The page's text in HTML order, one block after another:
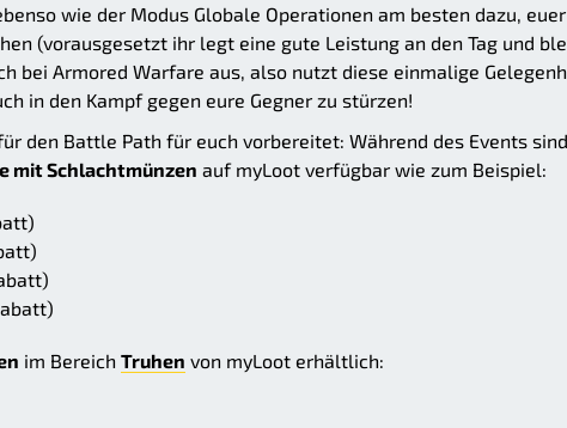
wie der Modus Globale Operationen am besten dazu, euer
(vorausgesetzt ihr legt eine gute Leistung an den Tag und
bei Armored Warfare aus, also nutzt diese einmalige
in den Kampf gegen eure Gegner zu stürzen!
den Battle Path für euch vorbereitet: Während des Events sind
mit Schlachtmünzen auf myLoot verfügbar wie zum Beispiel:
im Bereich Truhen von myLoot erhältlich: